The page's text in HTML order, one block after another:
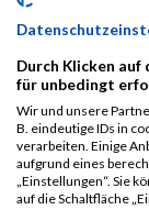
Grazathlon
2023
Athlon 10km
Grazathlon
2023
Athlon Mixed
Team
Legende:
Durch Klicken
für unbedingt
Wir und unsere
B. eindeutige IDs in
verarbeiten. Einige
aufgrund eines
„Einstellungen“. Sie
auf die Schaltfläche